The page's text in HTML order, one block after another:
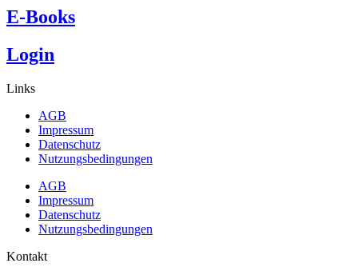
E-Books
Login
Links
AGB
Impressum
Datenschutz
Nutzungsbedingungen
AGB
Impressum
Datenschutz
Nutzungsbedingungen
Kontakt